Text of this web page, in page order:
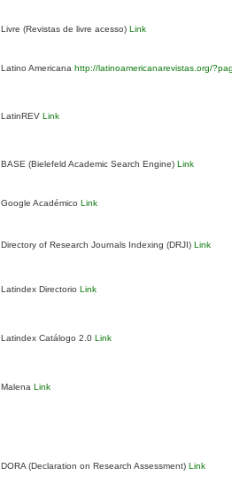
Livre (Revistas de livre acesso) Link
Latino Americana http://latinoamericanarevistas.org/
LatinREV Link
BASE (Bielefeld Academic Search Engine) Link
Google AcadémicoLink
Directory of Research Journals Indexing (DRJI)Link
Latindex DirectorioLink
Latindex Catálogo 2.0Link
MalenaLink
DORA (Declaration on Research Assessment)Link